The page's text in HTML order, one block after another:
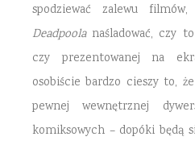
spodziewać zalewu
Deadpoola naśladować, czy
czy prezentowanej na
osobiście bardzo cieszy to,
pewnej wewnętrznej
komiksowych – dopóki będą